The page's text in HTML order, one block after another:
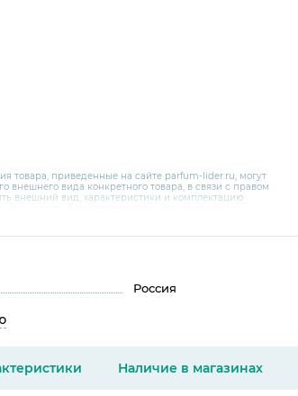
товара, приведенные на сайте parfum-lider.ru, могут
внешнего вида конкретного товара, в связи с правом
внешний вид, характеристики и комплектацию
8 800 200 78 80.
Россия
Наличие в магазинах